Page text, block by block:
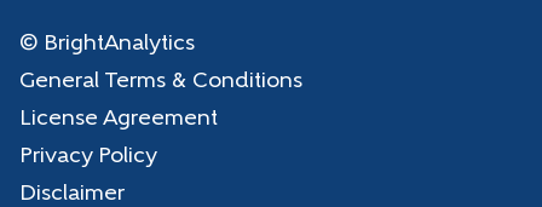
© BrightAnalytics
General Terms & Conditions
License Agreement
Privacy Policy
Disclaimer